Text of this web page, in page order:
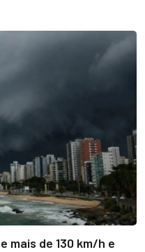
mais de 130 km/h e